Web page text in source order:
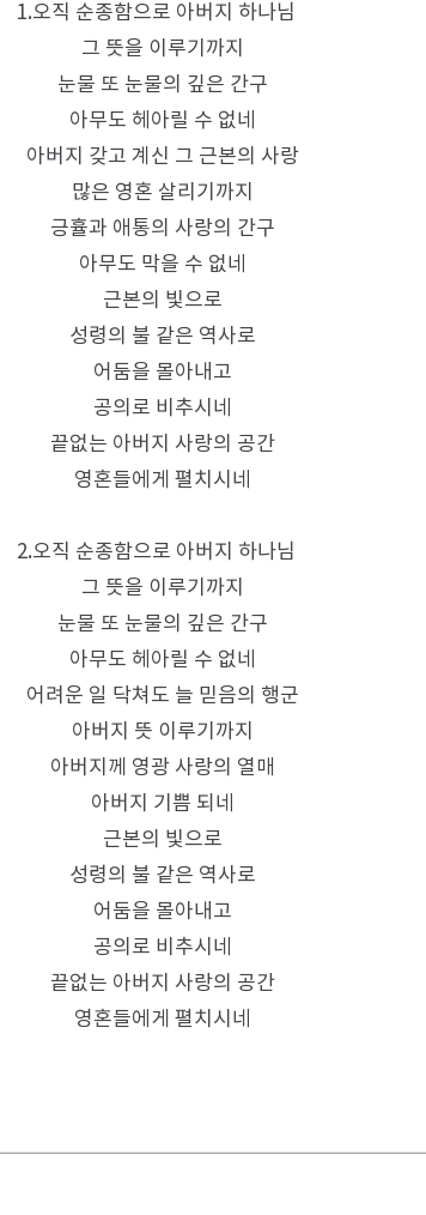
1.오직 순종함으로 아버지 하나님
그 뜻을 이루기까지
눈물 또 눈물의 깊은 간구
아무도 헤아릴 수 없네
아버지 갖고 계신 그 근본의 사랑
많은 영혼 살리기까지
긍휼과 애통의 사랑의 간구
아무도 막을 수 없네
근본의 빛으로
성령의 불 같은 역사로
어둠을 몰아내고
공의로 비추시네
끝없는 아버지 사랑의 공간
영혼들에게 펼치시네
2.오직 순종함으로 아버지 하나님
그 뜻을 이루기까지
눈물 또 눈물의 깊은 간구
아무도 헤아릴 수 없네
어려운 일 닥쳐도 늘 믿음의 행군
아버지 뜻 이루기까지
아버지께 영광 사랑의 열매
아버지 기쁨 되네
근본의 빛으로
성령의 불 같은 역사로
어둠을 몰아내고
공의로 비추시네
끝없는 아버지 사랑의 공간
영혼들에게 펼치시네